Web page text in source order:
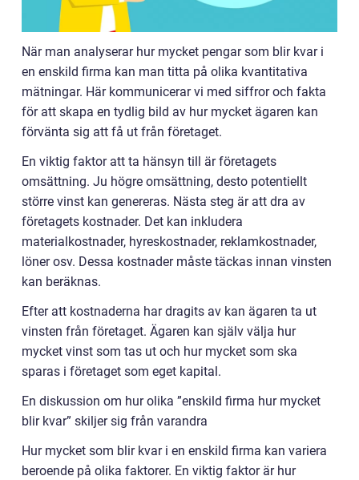
När man analyserar hur mycket pengar som blir kvar i
en enskild firma kan man titta på olika kvantitativa
mätningar. Här kommunicerar vi med siffror och fakta
för att skapa en tydlig bild av hur mycket ägaren kan
förvänta sig att få ut från företaget.
En viktig faktor att ta hänsyn till är företagets
omsättning. Ju högre omsättning, desto potentiellt
större vinst kan genereras. Nästa steg är att dra av
företagets kostnader. Det kan inkludera
materialkostnader, hyreskostnader, reklamkostnader,
löner osv. Dessa kostnader måste täckas innan vinsten
kan beräknas.
Efter att kostnaderna har dragits av kan ägaren ta ut
vinsten från företaget. Ägaren kan själv välja hur
mycket vinst som tas ut och hur mycket som ska
sparas i företaget som eget kapital.
En diskussion om hur olika ”enskild firma hur mycket
blir kvar” skiljer sig från varandra
Hur mycket som blir kvar i en enskild firma kan variera
beroende på olika faktorer. En viktig faktor är hur